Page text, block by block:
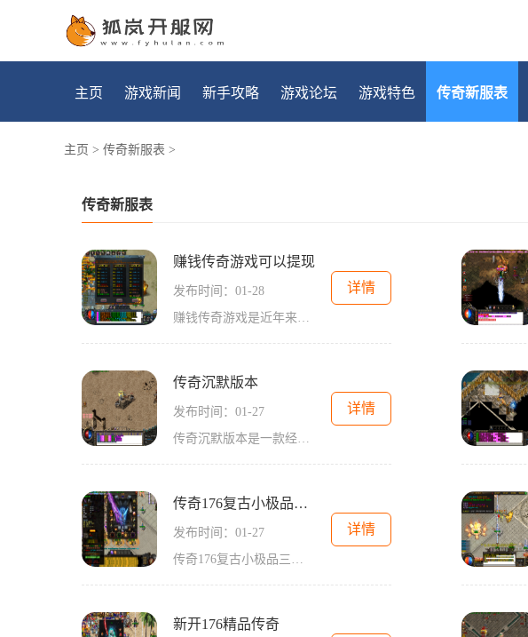
主页 游戏新闻 新手攻略 游戏论坛 游戏特色 传奇新服表
主页 > 传奇新服表 >
传奇新服表
赚钱传奇游戏可以提现
发布时间：01-28
赚钱传奇游戏是近年来备受瞩目的一类游戏，它的独特之处在于，玩家不仅可以享受游戏的乐趣，还可以通过游戏获得实际的金钱收益。这一特点吸引了众多玩家的关注和参与，成为了
详情
传奇沉默版本
发布时间：01-27
传奇沉默版本是一款经典的2D角色扮演游戏，拥有万人在线的玩家互动场景，给玩家带来了前所未有的游戏体验。这款游戏以其独特的玩法和刺激的剧情，吸引了无数的玩家加入其中。传
详情
传奇176复古小极品三端互通
发布时间：01-27
传奇176复古小极品三端互通是一款非常热门的游戏，是传奇系列的经典续作。该游戏的核心特点是三端互通，包括PC端、手机端和平板端，玩家可以随时随地进行游戏，无论身在何处，都
详情
新开176精品传奇